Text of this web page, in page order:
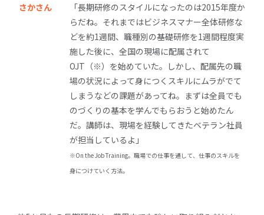
さかさん
「長期研修のスタイルになったのは2015年度か
らだね。それまではビジネスマナー全体研修な
どを約1週間、職種別の基礎研修を1週間程度実
施した後に、全国の現場に配属されて
OJT（※）を始めていた。しかし、配属先の職
場の状況によって身につくスキルにムラがでて
しまうなどの課題があってね。まずは全員でも
のづくりの基本を学んでもらおうと始めたん
だ。講師は、現場を経験してきたベテラン社員
が担当しているよ」
※On the Job Training。職場での仕事を通して、仕事のスキルを
身につけていく方法。